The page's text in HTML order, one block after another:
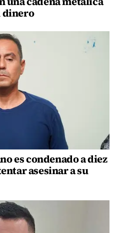
dinero
es condenado a diez
asesinar a su